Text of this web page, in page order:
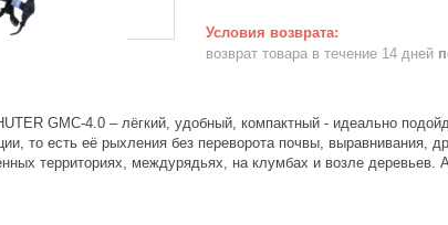
возврат товара в течение 14 дней
GMC-4.0 – лёгкий, удобный, компактный - идеально
то есть её рыхления без переворота почвы, выравнивания,
территориях, междурядьях, на клумбах и возле деревьев.